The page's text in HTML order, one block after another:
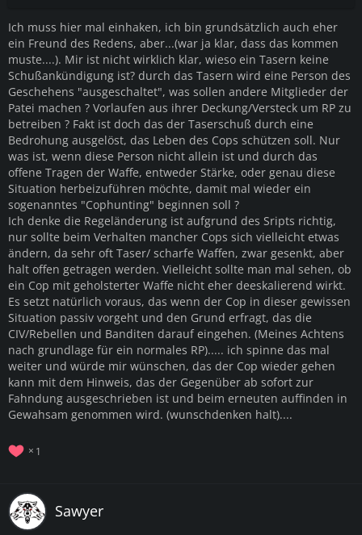
Ich muss hier mal einhaken, ich bin grundsätzlich auch eher
ein Freund des Redens, aber...(war ja klar, dass das kommen
muste....). Mir ist nicht wirklich klar, wieso ein Tasern keine
Schußankündigung ist? durch das Tasern wird eine Person des
Geschehens "ausgeschaltet", was sollen andere Mitglieder der
Patei machen ? Vorlaufen aus ihrer Deckung/Versteck um RP zu
betreiben ? Fakt ist doch das der Taserschuß durch eine
Bedrohung ausgelöst, das Leben des Cops schützen soll. Nur
was ist, wenn diese Person nicht allein ist und durch das
offene Tragen der Waffe, entweder Stärke, oder genau diese
Situation herbeizuführen möchte, damit mal wieder ein
sogenanntes "Cophunting" beginnen soll ?
Ich denke die Regeländerung ist aufgrund des Sripts richtig,
nur sollte beim Verhalten mancher Cops sich vielleicht etwas
ändern, da sehr oft Taser/ scharfe Waffen, zwar gesenkt, aber
halt offen getragen werden. Vielleicht sollte man mal sehen, ob
ein Cop mit geholsterter Waffe nicht eher deeskalierend wirkt.
Es setzt natürlich voraus, das wenn der Cop in dieser gewissen
Situation passiv vorgeht und den Grund erfragt, das die
CIV/Rebellen und Banditen darauf eingehen. (Meines Achtens
nach grundlage für ein normales RP)..... ich spinne das mal
weiter und würde mir wünschen, das der Cop wieder gehen
kann mit dem Hinweis, das der Gegenüber ab sofort zur
Fahndung ausgeschrieben ist und beim erneuten auffinden in
Gewahsam genommen wird. (wunschdenken halt)....
1
Sawyer